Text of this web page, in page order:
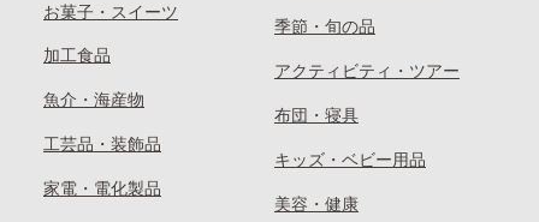
お菓子・スイーツ
加工食品
魚介・海産物
工芸品・装飾品
家電・電化製品
季節・旬の品
アクティビティ・ツアー
布団・寝具
キッズ・ベビー用品
美容・健康